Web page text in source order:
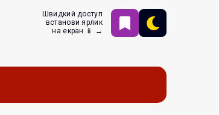
Швидкий доступ
встанови ярлик
на екран 📱 →